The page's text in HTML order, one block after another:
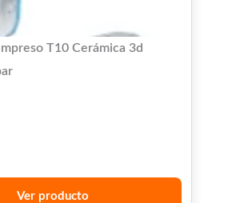
T10 Cerámica 3d
Ver producto